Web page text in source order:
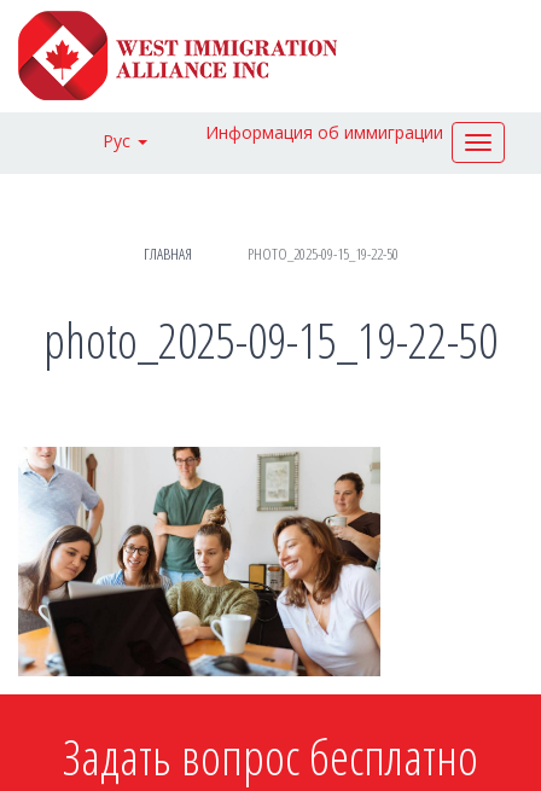
Toggle
Информация об иммиграции
Рус
ГЛАВНАЯ PHOTO_2025-09-15_19-22-50
photo_2025-09-15_19-22-50
Задать вопрос бесплатно